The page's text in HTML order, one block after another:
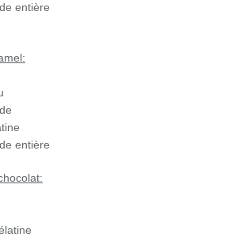
entière
entière